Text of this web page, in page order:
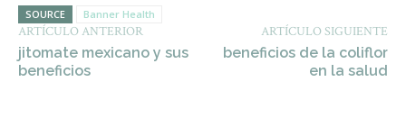
SOURCE Banner Health
ARTÍCULO ANTERIOR
jitomate mexicano y sus
beneficios
ARTÍCULO SIGUIENTE
beneficios de la coliflor
en la salud